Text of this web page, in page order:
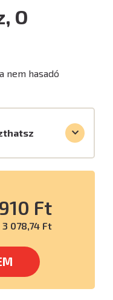
O
nem hasadó
Ft
3 078,74 Ft